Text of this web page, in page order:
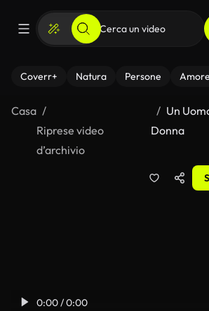
Coverr+ Natura Persone
Casa
Riprese video
d’archivio
Un
Donna
0:00 / 0:00